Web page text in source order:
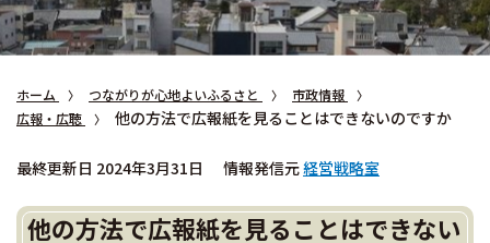
ホーム つながりが心地よいふるさと
市政情報
広報・広聴
他の方法で広報紙を見ることはできないのですか
最終更新日 2024年3月31日 情報発信元経営戦略室
他の方法で広報紙を見ることはできない